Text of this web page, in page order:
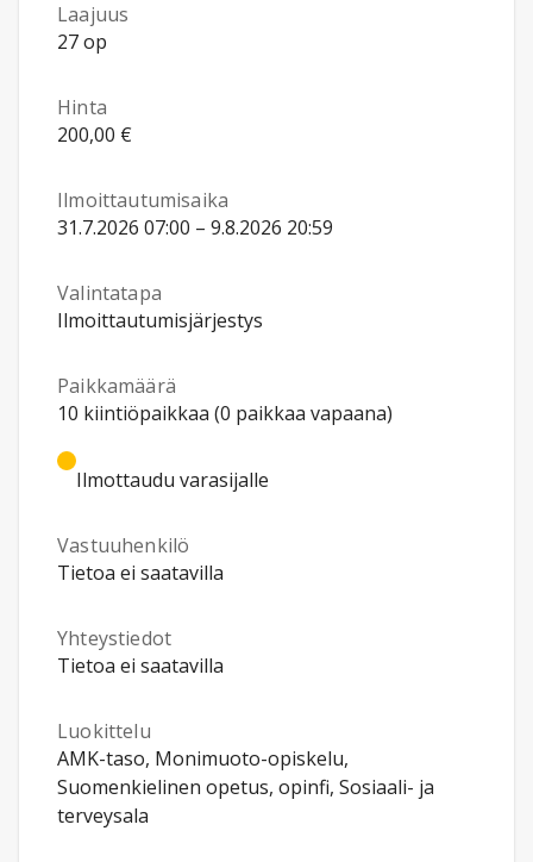
Laajuus
27 op
Hinta
200,00 €
Ilmoittautumisaika
31.7.2026 07:00 – 9.8.2026 20:59
Valintatapa
Ilmoittautumisjärjestys
Paikkamäärä
10 kiintiöpaikkaa (0 paikkaa vapaana)
Ilmottaudu varasijalle
Vastuuhenkilö
Tietoa ei saatavilla
Yhteystiedot
Tietoa ei saatavilla
Luokittelu
AMK-taso, Monimuoto-opiskelu,
Suomenkielinen opetus, opinfi, Sosiaali- ja
terveysala